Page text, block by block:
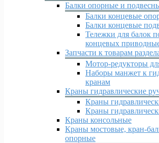
Балки опорные и
Балки концевые
Балки концевые
Тележки для балок
концевых
Запчасти к товарам
Мотор-редукторы
Наборы манжет к
кранам
Краны гидравлические
Краны
Краны
Краны консольные
Краны мостовые, кран-
опорные